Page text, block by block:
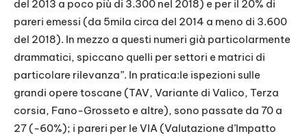
del 2013 a poco più di 3.300 nel 2018) e per il 20% di
pareri emessi (da 5mila circa del 2014 a meno di 3.600
del 2018). In mezzo a questi numeri già particolarmente
drammatici, spiccano quelli per settori e matrici di
particolare rilevanza”. In pratica:le ispezioni sulle
grandi opere toscane (TAV, Variante di Valico, Terza
corsia, Fano-Grosseto e altre), sono passate da 70 a
27 (-60%); i pareri per le VIA (Valutazione d’Impatto